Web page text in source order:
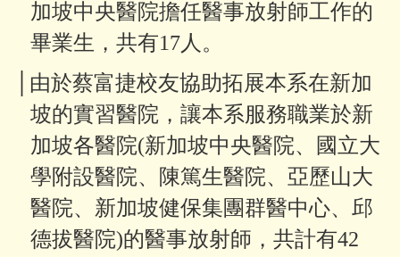
加坡中央醫院擔任醫事放射師工作的
畢業生，共有17人。
│由於蔡富捷校友協助拓展本系在新加
坡的實習醫院，讓本系服務職業於新
加坡各醫院(新加坡中央醫院、國立大
學附設醫院、陳篤生醫院、亞歷山大
醫院、新加坡健保集團群醫中心、邱
德拔醫院)的醫事放射師，共計有42